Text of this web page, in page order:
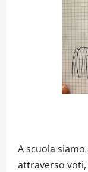
A scuola
attraverso